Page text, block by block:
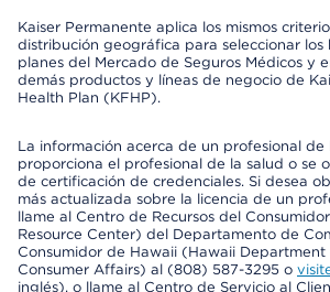
Kaiser Permanente aplica los mismos
distribución geográfica para seleccionar los
planes del Mercado de Seguros Médicos y
demás productos y líneas de negocio de
Health Plan (KFHP).
La información acerca de un profesional de
proporciona el profesional de la salud o se
de certificación de credenciales. Si desea
más actualizada sobre la licencia de un
llame al Centro de Recursos del
Resource Center) del Departamento de
Consumidor de Hawaii (Hawaii
Consumer Affairs) al (808) 587-3295 o
inglés), o llame al Centro de Servicio al